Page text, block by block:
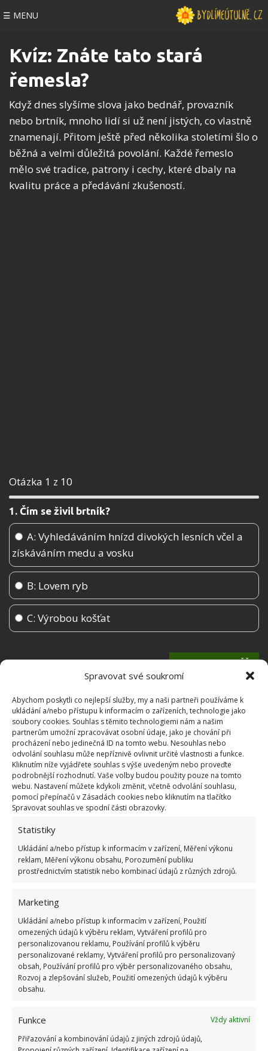
Spravovat své soukromí
Abychom poskytli co nejlepší služby, my a naši partneři používáme k
ukládání a/nebo přístupu k informacím o zařízeních, technologie jako
soubory cookies. Souhlas s těmito technologiemi nám a našim
partnerům umožní zpracovávat osobní údaje, jako je chování při
procházení nebo jedinečná ID na tomto webu. Nesouhlas nebo
odvolání souhlasu může nepříznivě ovlivnit určité vlastnosti a funkce.
Kliknutím níže vyjádřete souhlas s výše uvedeným nebo proveďte
podrobnější rozhodnutí. Vaše volby budou použity pouze na tomto
webu. Nastavení můžete kdykoli změnit, včetně odvolání souhlasu,
pomocí přepínačů v Zásadách cookies nebo kliknutím na tlačítko
Spravovat souhlas ve spodní části obrazovky.
Statistiky
Ukládání a/nebo přístup k informacím v zařízení, Měření výkonu
reklam, Měření výkonu obsahu, Porozumění publiku
prostřednictvím statistik nebo kombinací údajů z různých zdrojů.
Marketing
Ukládání a/nebo přístup k informacím v zařízení, Použití
omezených údajů k výběru reklam, Vytváření profilů pro
personalizovanou reklamu, Používání profilů k výběru
personalizované reklamy, Vytváření profilů pro personalizovaný
obsah, Používání profilů pro výběr personalizovaného obsahu,
Rozvoj a zlepšování služeb, Použití omezených údajů k výběru
obsahu.
Funkce
Vždy aktivní
Přiřazování a kombinování údajů z jiných zdrojů údajů,
☰ MENU
Kvíz: Znáte tato stará
řemesla?
Když dnes slyšíme slova jako bednář, provazník
nebo brtník, mnoho lidí si už není jistých, co vlastně
znamenají. Přitom ještě před několika stoletími šlo o
běžná a velmi důležitá povolání. Každé řemeslo
mělo své tradice, patrony i cechy, které dbaly na
kvalitu práce a předávání zkušeností.
Otázka 1 z 10
1. Čím se živil brtník?
A: Vyhledáváním hnízd divokých lesních včel a
získáváním medu a vosku
B: Lovem ryb
C: Výrobou košťat
OBLÍBENÉ ČLÁNKY
Pokuta až 10 000 Kč hrozí za nesprávné sekání i
Kvíz na téma pionýrské tábory za socialismu:
Kdo je zažil, bez problému získá 12 ze 12 bodů
Test znalostí o každodenní realitě za
komunismu: 10 retro otázek ukáže, kdo má
dobrý přehled
23.6.2026